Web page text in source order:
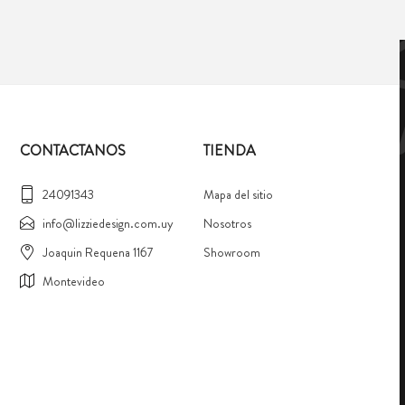
CONTACTANOS
24091343
info@lizziedesign.com.uy
Joaquin Requena 1167
Montevideo
TIENDA
Mapa del sitio
Nosotros
Showroom